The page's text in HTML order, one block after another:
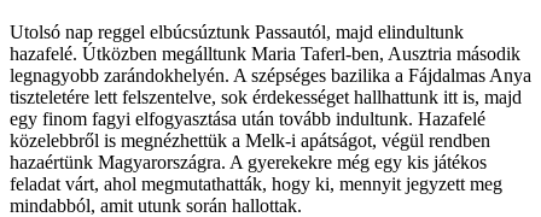
Utolsó nap reggel elbúcsúztunk Passautól, majd elindultunk
hazafelé. Útközben megálltunk Maria Taferl-ben, Ausztria második
legnagyobb zarándokhelyén. A szépséges bazilika a Fájdalmas Anya
tiszteletére lett felszentelve, sok érdekességet hallhattunk itt is, majd
egy finom fagyi elfogyasztása után tovább indultunk. Hazafelé
közelebbről is megnézhettük a Melk-i apátságot, végül rendben
hazaértünk Magyarországra. A gyerekekre még egy kis játékos
feladat várt, ahol megmutathatták, hogy ki, mennyit jegyzett meg
mindabból, amit utunk során hallottak.